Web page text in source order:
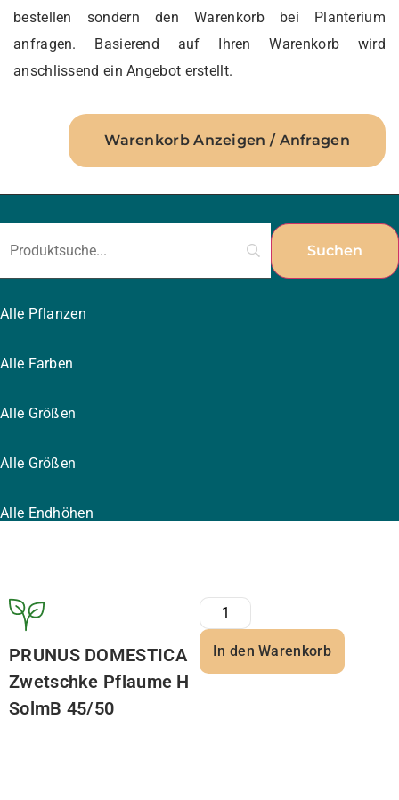
bestellen sondern den Warenkorb bei Planterium
anfragen. Basierend auf Ihren Warenkorb wird
anschlissend ein Angebot erstellt.
Warenkorb Anzeigen / Anfragen
Alle Pflanzen
Alle Farben
Alle Größen
Alle Größen
Alle Endhöhen
PRUNUS DOMESTICA
Zwetschke Pflaume H
SolmB 45/50
In den Warenkorb